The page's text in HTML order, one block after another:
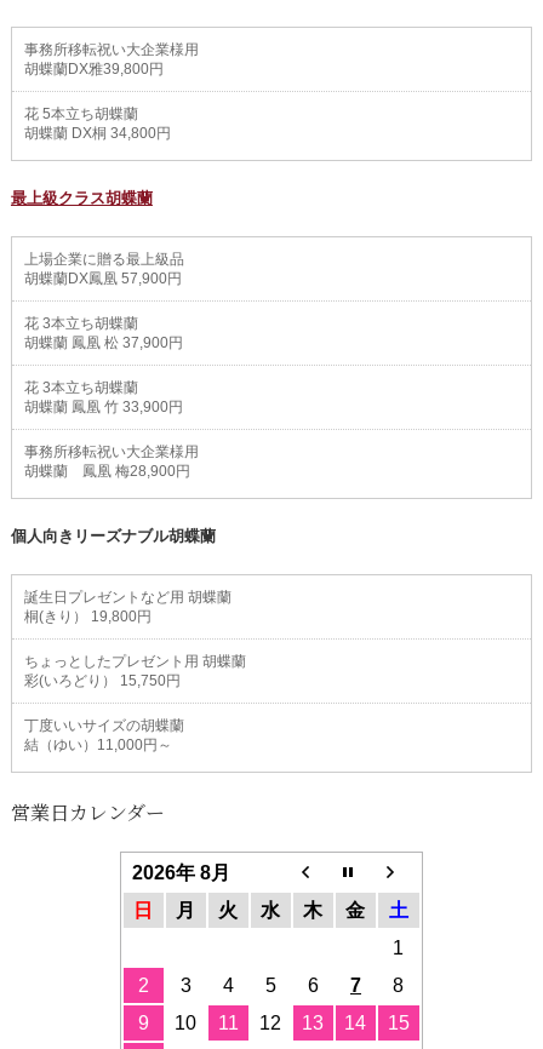
事務所移転祝い大企業様用
胡蝶蘭DX雅39,800円
花 5本立ち胡蝶蘭
胡蝶蘭 DX桐 34,800円
最上級クラス胡蝶蘭
上場企業に贈る最上級品
胡蝶蘭DX鳳凰 57,900円
花 3本立ち胡蝶蘭
胡蝶蘭 鳳凰 松 37,900円
花 3本立ち胡蝶蘭
胡蝶蘭 鳳凰 竹 33,900円
事務所移転祝い大企業様用
胡蝶蘭 鳳凰 梅28,900円
個人向きリーズナブル胡蝶蘭
誕生日プレゼントなど用 胡蝶蘭
桐(きり） 19,800円
ちょっとしたプレゼント用 胡蝶蘭
彩(いろどり） 15,750円
丁度いいサイズの胡蝶蘭
結（ゆい）11,000円～
営業日カレンダー
2026年 8月
日
月 火 水 木 金
土
1
2
3 4 5 6 7
8
9
10 11 12 13 14 15